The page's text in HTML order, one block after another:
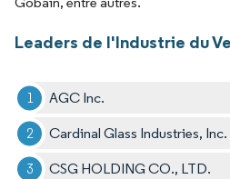
Leaders de l'Industrie du
AGC Inc.
Cardinal Glass Industries, Inc.
CSG HOLDING CO., LTD.